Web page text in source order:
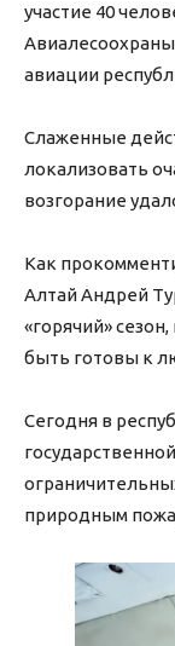
участие 40
авиации
Слаженные
локализовать
возгорание
Как
Алтай Андрей
«горячий»
быть готовы к
Сегодня в
природным